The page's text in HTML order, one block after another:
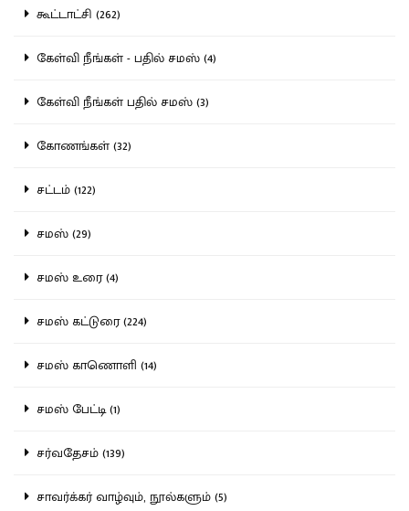
கூட்டாட்சி (262)
கேள்வி நீங்கள் - பதில் சமஸ் (4)
கேள்வி நீங்கள் பதில் சமஸ் (3)
கோணங்கள் (32)
சட்டம் (122)
சமஸ் (29)
சமஸ் உரை (4)
சமஸ் கட்டுரை (224)
சமஸ் காணொளி (14)
சமஸ் பேட்டி (1)
சர்வதேசம் (139)
சாவர்க்கர் வாழ்வும், நூல்களும் (5)